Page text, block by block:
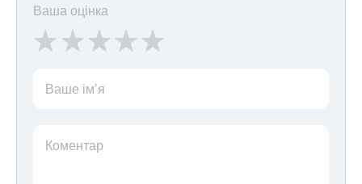
Ваша оцінка
Ваше ім’я
Коментар